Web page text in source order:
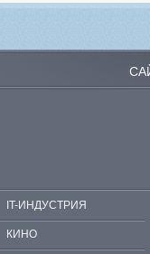
IT-ИНДУСТРИЯ
КИНО